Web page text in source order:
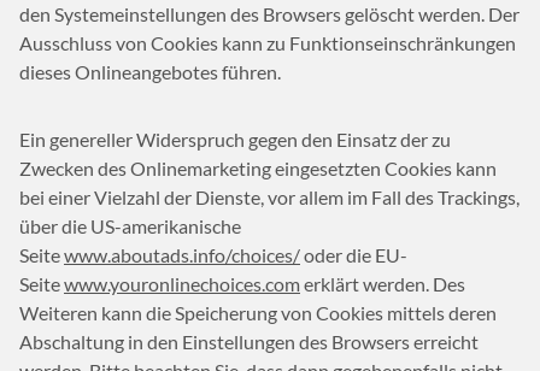
den Systemeinstellungen des Browsers gelöscht werden. Der
Ausschluss von Cookies kann zu Funktionseinschränkungen
dieses Onlineangebotes führen.
Ein genereller Widerspruch gegen den Einsatz der zu
Zwecken des Onlinemarketing eingesetzten Cookies kann
bei einer Vielzahl der Dienste, vor allem im Fall des Trackings,
über die US-amerikanische
Seitewww.aboutads.info/choices/oder die EU-
Seitewww.youronlinechoices.comerklärt werden. Des
Weiteren kann die Speicherung von Cookies mittels deren
Abschaltung in den Einstellungen des Browsers erreicht